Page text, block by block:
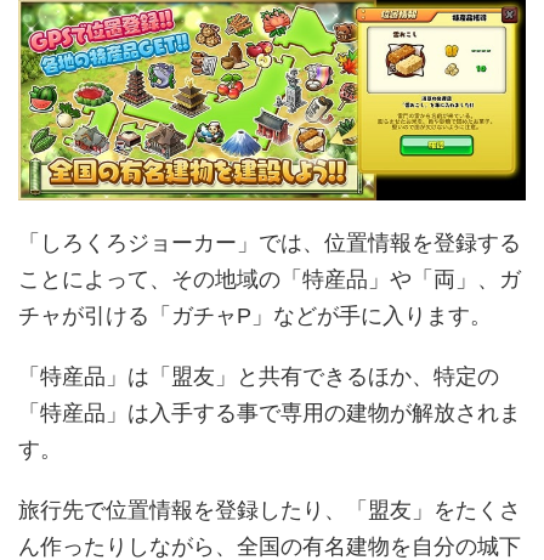
「しろくろジョーカー」では、位置情報を登録する
ことによって、その地域の「特産品」や「両」、ガ
チャが引ける「ガチャP」などが手に入ります。
「特産品」は「盟友」と共有できるほか、特定の
「特産品」は入手する事で専用の建物が解放されま
す。
旅行先で位置情報を登録したり、「盟友」をたくさ
ん作ったりしながら、全国の有名建物を自分の城下